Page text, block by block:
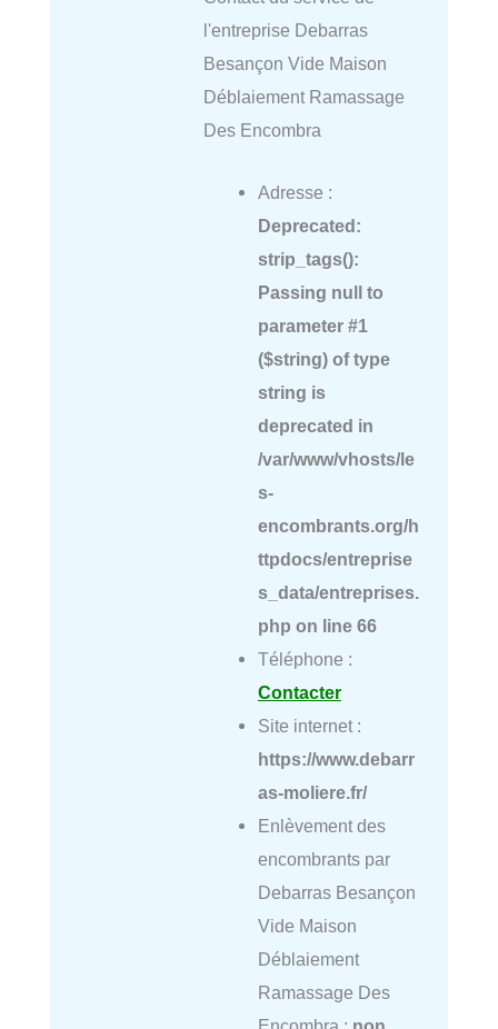
l'entreprise Debarras
Besançon Vide Maison
Déblaiement Ramassage
Des Encombra
Adresse :
Deprecated:
strip_tags():
Passing null to
parameter #1
($string) of type
string is
deprecated in
/var/www/vhosts/le
s-
encombrants.org/h
ttpdocs/entreprise
s_data/entreprises.
php on line 66
Téléphone :
Contacter
Site internet :
https://www.debarr
as-moliere.fr/
Enlèvement des
encombrants par
Debarras Besançon
Vide Maison
Déblaiement
Ramassage Des